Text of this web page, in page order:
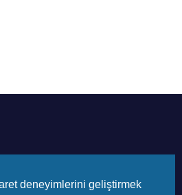
deneyimlerini geliştirmek